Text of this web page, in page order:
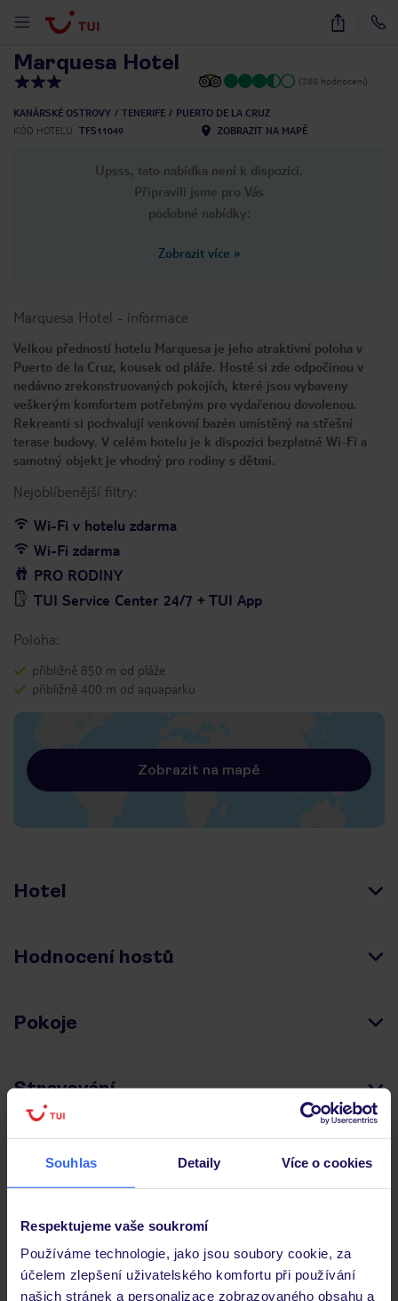
Souhlas Detaily Více o cookies
Respektujeme vaše soukromí
Používáme technologie, jako jsou soubory cookie, za
účelem zlepšení uživatelského komfortu při používání
našich stránek a personalizace zobrazovaného obsahu a
17
Marquesa Hotel
(280 hodnocení)
KANÁRSKÉ OSTROVY TENERIFE
PUERTO DE LA CRUZ
KÓD HOTELU
TFS11049 ZOBRAZIT NA MAPĚ
Upsss, tato nabídka není k dispozici.
Připravili jsme pro Vás
podobné nabídky:
Zobrazit více »
Marquesa Hotel - informace
Velkou předností hotelu Marquesa je jeho atraktivní poloha v
Puerto de la Cruz, kousek od pláže. Hosté si zde odpočinou v
nedávno zrekonstruovaných pokojích, které jsou vybaveny
veškerým komfortem potřebným pro vydařenou dovolenou.
Rekreanti si pochvalují venkovní bazén umístěný na střešní
terase budovy. V celém hotelu je k dispozici bezplatné Wi-Fi a
samotný objekt je vhodný pro rodiny s dětmi.
Nejoblíbenější filtry:
Wi-Fi v hotelu zdarma
Wi-Fi zdarma
PRO RODINY
TUI Service Center 24/7 + TUI App
Poloha:
přibližně 850 m od pláže
přibližně 400 m od aquaparku
Zobrazit na mapě
Hotel
Hodnocení hostů
Pokoje
Stravování
Důležité informace
Často kladené otázky
Jaké doklady jsou potřebné při cestování?
Budeme ubytováni ihned po příjezdu do hotelu?